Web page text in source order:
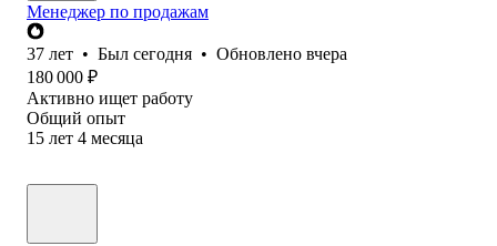
Менеджер по продажам
37 лет • Был сегодня • Обновлено вчера
180 000 ₽
Активно ищет работу
Общий опыт
15 лет 4 месяца